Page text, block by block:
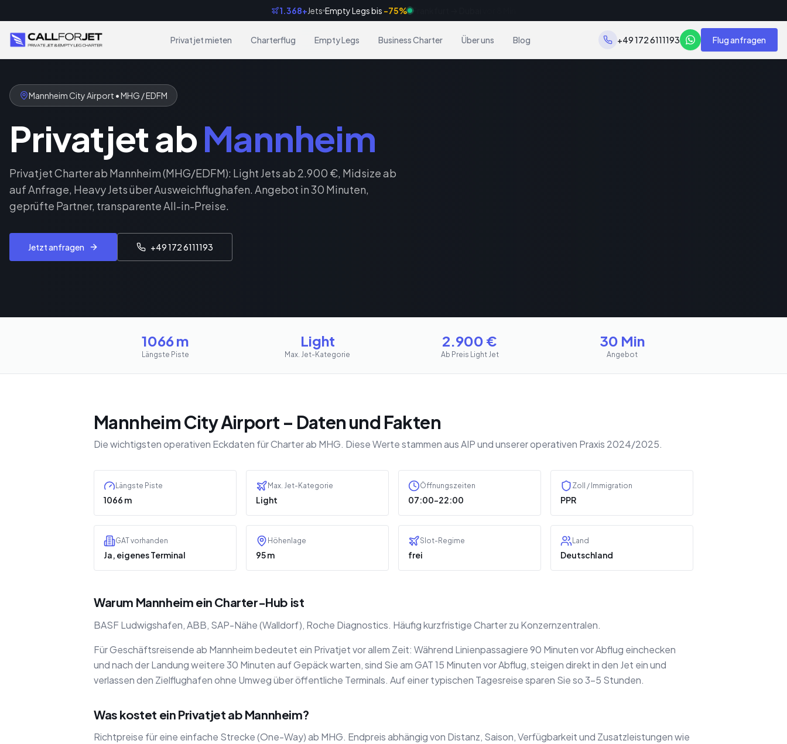
1.368+Jets Empty Legs bis -75% Frankfurt → Dubai
Privatjet mieten Charterflug Empty Legs Business Charter Über uns Blog +49 172 6111193 Flug anfragen
Mannheim City Airport • MHG / EDFM
Privatjet abMannheim
Privatjet Charter ab Mannheim (MHG/EDFM): Light Jets ab 2.900 €, Midsize ab
auf Anfrage, Heavy Jets über Ausweichflughafen. Angebot in 30 Minuten,
geprüfte Partner, transparente All-in-Preise.
Jetzt anfragen +49 172 6111193
1066 m
Längste Piste
Light
Max. Jet-Kategorie
2.900 €
Ab Preis Light Jet
30 Min
Angebot
Mannheim City Airport – Daten und Fakten
Die wichtigsten operativen Eckdaten für Charter ab MHG. Diese Werte stammen aus AIP und unserer operativen Praxis 2024/2025.
Längste Piste
1066 m
Max. Jet-Kategorie
Light
Öffnungszeiten
07:00–22:00
Zoll / Immigration
PPR
GAT vorhanden
Ja, eigenes Terminal
Höhenlage
95 m
Slot-Regime
frei
Land
Deutschland
Warum Mannheim ein Charter-Hub ist
BASF Ludwigshafen, ABB, SAP-Nähe (Walldorf), Roche Diagnostics. Häufig kurzfristige Charter zu Konzernzentralen.
Für Geschäftsreisende ab Mannheim bedeutet ein Privatjet vor allem Zeit: Während Linienpassagiere 90 Minuten vor Abflug einchecken
und nach der Landung weitere 30 Minuten auf Gepäck warten, sind Sie am GAT 15 Minuten vor Abflug, steigen direkt in den Jet ein und
verlassen den Zielflughafen ohne Umweg über öffentliche Terminals. Auf einer typischen Tagesreise sparen Sie so 3–5 Stunden.
Was kostet ein Privatjet ab Mannheim?
Richtpreise für eine einfache Strecke (One-Way) ab MHG. Endpreis abhängig von Distanz, Saison, Verfügbarkeit und Zusatzleistungen wie